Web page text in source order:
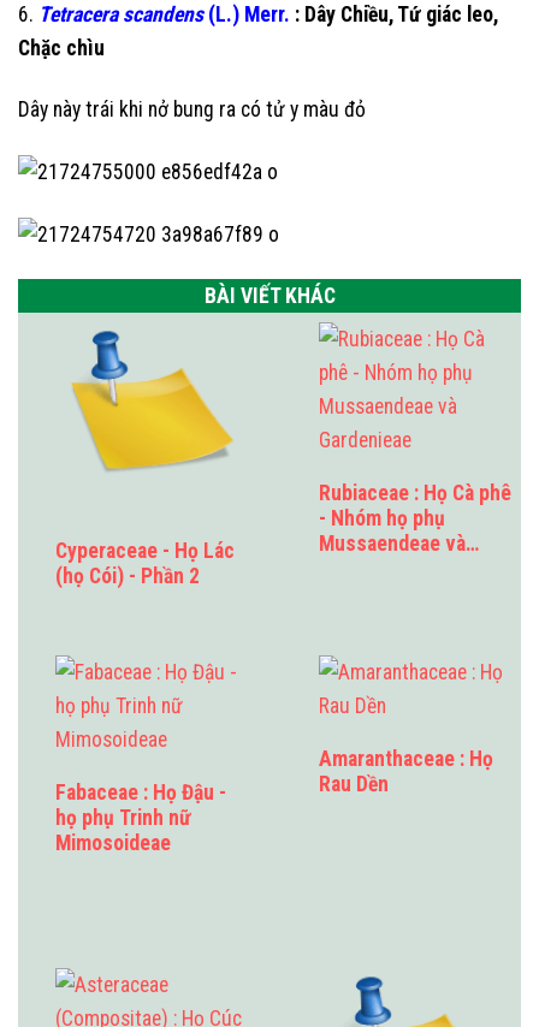
6. Tetracera scandens(L.) Merr. : Dây Chiều, Tứ giác leo,
Chặc chìu
Dây này trái khi nở bung ra có tử y màu đỏ
BÀI VIẾT KHÁC
Cyperaceae - Họ Lác
(họ Cói) - Phần 2
Rubiaceae : Họ Cà phê
- Nhóm họ phụ
Mussaendeae và…
Fabaceae : Họ Đậu -
họ phụ Trinh nữ
Mimosoideae
Amaranthaceae : Họ
Rau Dền